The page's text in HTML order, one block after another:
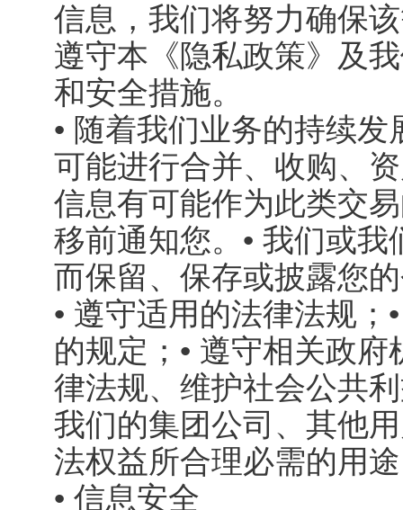
信息，我们将努力确保
遵守本《隐私政策》及
和安全措施。
• 随着我们业务的持续
可能进行合并、收购、
信息有可能作为此类交
移前通知您。• 我们或
而保留、保存或披露您
• 遵守适用的法律法规
的规定；• 遵守相关政
律法规、维护社会公共
我们的集团公司、其他
法权益所合理必需的用
• 信息安全